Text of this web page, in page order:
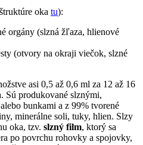
oka tu):
orgány (slzná žľaza, hlienové
(otvory na okraji viečok, slzné
asi 0,5 až 0,6 ml za 12 až 16
Sú produkované slznými,
bunkami a z 99% tvorené
minerálne soli, tuky, hlien. Slzy
oka, tzv. slzný film, ktorý sa
po povrchu rohovky a spojovky,